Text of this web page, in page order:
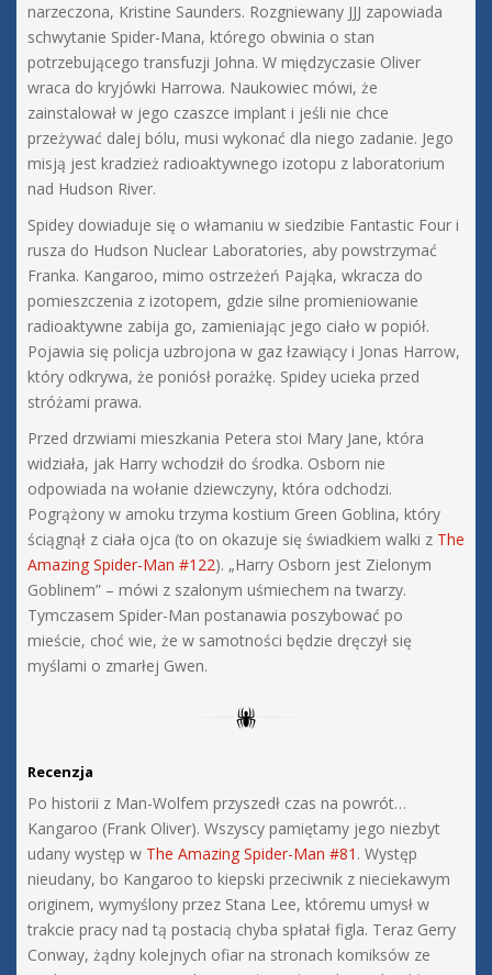
narzeczona, Kristine Saunders. Rozgniewany JJJ zapowiada
schwytanie Spider-Mana, którego obwinia o stan
potrzebującego transfuzji Johna. W międzyczasie Oliver
wraca do kryjówki Harrowa. Naukowiec mówi, że
zainstalował w jego czaszce implant i jeśli nie chce
przeżywać dalej bólu, musi wykonać dla niego zadanie. Jego
misją jest kradzież radioaktywnego izotopu z laboratorium
nad Hudson River.
Spidey dowiaduje się o włamaniu w siedzibie Fantastic Four i
rusza do Hudson Nuclear Laboratories, aby powstrzymać
Franka. Kangaroo, mimo ostrzeżeń Pająka, wkracza do
pomieszczenia z izotopem, gdzie silne promieniowanie
radioaktywne zabija go, zamieniając jego ciało w popiół.
Pojawia się policja uzbrojona w gaz łzawiący i Jonas Harrow,
który odkrywa, że poniósł porażkę. Spidey ucieka przed
stróżami prawa.
Przed drzwiami mieszkania Petera stoi Mary Jane, która
widziała, jak Harry wchodził do środka. Osborn nie
odpowiada na wołanie dziewczyny, która odchodzi.
Pogrążony w amoku trzyma kostium Green Goblina, który
ściągnął z ciała ojca (to on okazuje się świadkiem walki z The
Amazing Spider-Man #122). „Harry Osborn jest Zielonym
Goblinem” – mówi z szalonym uśmiechem na twarzy.
Tymczasem Spider-Man postanawia poszybować po
mieście, choć wie, że w samotności będzie dręczył się
myślami o zmarłej Gwen.
Recenzja
Po historii z Man-Wolfem przyszedł czas na powrót…
Kangaroo (Frank Oliver). Wszyscy pamiętamy jego niezbyt
udany występ w The Amazing Spider-Man #81 . Występ
nieudany, bo Kangaroo to kiepski przeciwnik z nieciekawym
originem, wymyślony przez Stana Lee, któremu umysł w
trakcie pracy nad tą postacią chyba spłatał figla. Teraz Gerry
Conway, żądny kolejnych ofiar na stronach komiksów ze